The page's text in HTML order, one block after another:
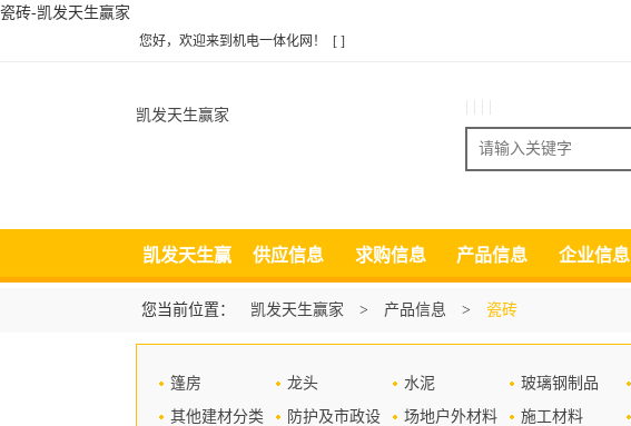
瓷砖-凯发天生赢家
您好，欢迎来到机电一体化网！ [ ]
凯发天生赢家
搜索
凯发天生赢
家
供应信息 求购信息 产品信息 企业信息
您当前位置： 凯发天生赢家 > 产品信息 > 瓷砖
篷房 龙头 水泥 玻璃钢制品
其他建材分类
防护及市政设
场地户外材料 施工材料